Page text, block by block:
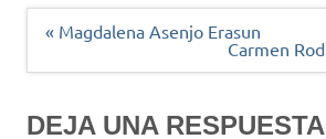
Navegación
« Magdalena Asenjo Erasun
Carmen
DEJA UNA RESPUESTA